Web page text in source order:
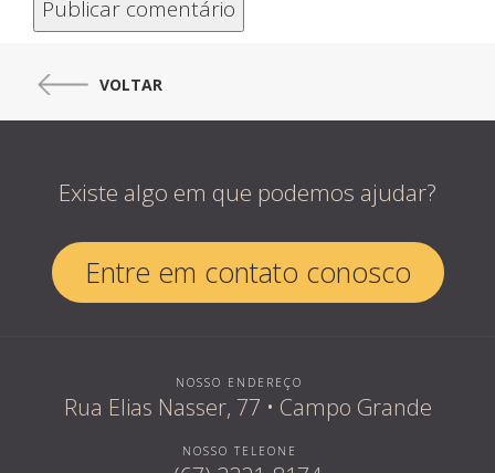
VOLTAR
Existe algo em que podemos ajudar?
Entre em contato conosco
NOSSO ENDEREÇO
Rua Elias Nasser, 77 • Campo Grande
NOSSO TELEONE